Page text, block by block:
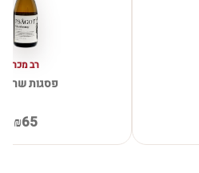
רב מכר
פסגות
₪65